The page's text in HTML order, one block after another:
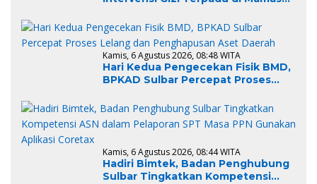
dan Sejahtera
Kamis, 6 Agustus 2026, 08:48 WITA
Hari Kedua Pengecekan Fisik BMD,
BPKAD Sulbar Percepat Proses
Daerah
Kamis, 6 Agustus 2026, 08:44 WITA
Hadiri Bimtek, Badan Penghubung
Sulbar Tingkatkan Kompetensi